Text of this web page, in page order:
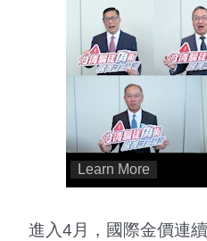
進入4月，國際金價連